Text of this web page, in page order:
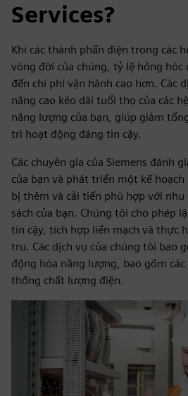
Services?
Khi các thành phần điện trong các
vòng đời của chúng, tỷ lệ hỏng hóc
đến chi phí vận hành cao hơn. Các
nâng cao kéo dài tuổi thọ của các
năng lượng của bạn, giúp giảm
trì hoạt động đáng tin cậy.
Các chuyên gia của Siemens đánh
của bạn và phát triển một kế
bị thêm và cải tiến phù hợp với nhu
sách của bạn. Chúng tôi cho phép
tin cậy, tích hợp liền mạch và thực
tru. Các dịch vụ của chúng tôi bao
động hóa năng lượng, bao gồm
thống chất lượng điện.